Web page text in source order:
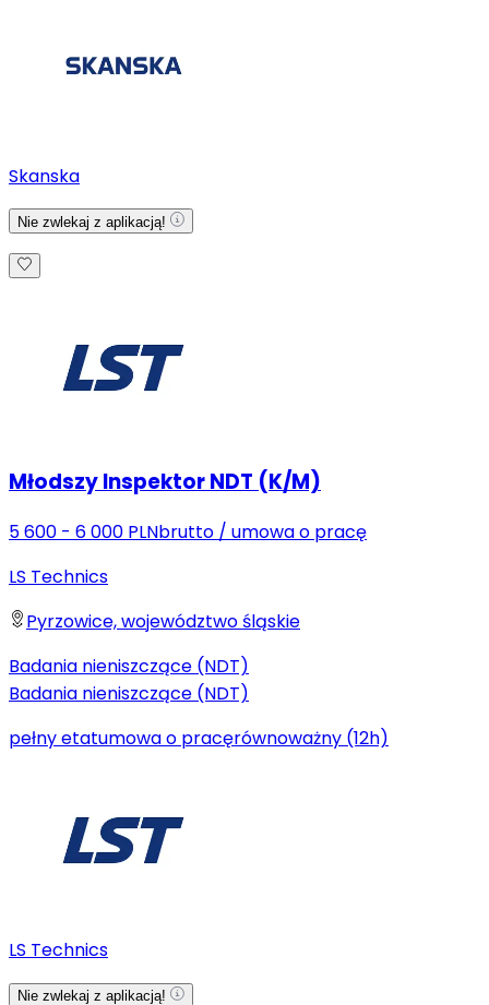
Skanska
Nie zwlekaj z aplikacją!
Młodszy Inspektor NDT (K/M)
5 600 - 6 000 PLNbrutto / umowa o pracę
LS Technics
Pyrzowice, województwo śląskie
Badania nieniszczące (NDT)
Badania nieniszczące (NDT)
pełny etatumowa o pracęrównoważny (12h)
LS Technics
Nie zwlekaj z aplikacją!